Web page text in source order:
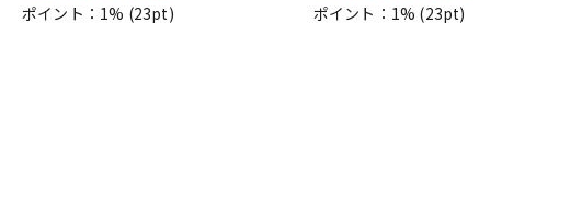
ポイント：1% (23pt) ポイント：1% (23pt)